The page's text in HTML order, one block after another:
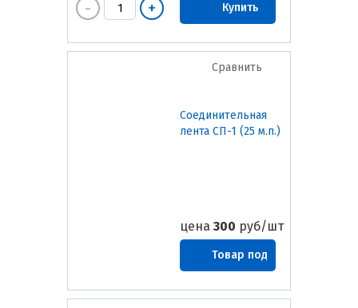
Купить
Сравнить
Соединительная
лента СП-1 (25 м.п.)
цена 300 руб/шт
Товар под
заказ